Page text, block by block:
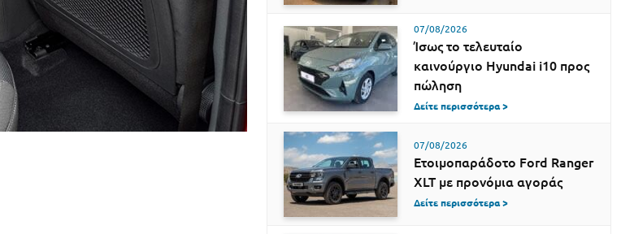
07/08/2026
Ίσως το τελευταίο
καινούργιο Hyundai i10 προς
πώληση
Δείτε περισσότερα >
07/08/2026
Ετοιμοπαράδοτο Ford Ranger
XLT με προνόμια αγοράς
Δείτε περισσότερα >